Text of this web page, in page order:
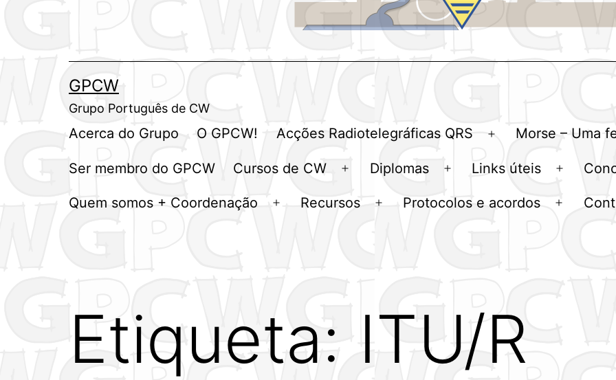
GPCW
Grupo Português de CW
Acerca do Grupo O GPCW! Acções Radiotelegráficas QRS
AbrirMorse – Uma
Ser membro do GPCW Cursos de CW
AbrirDiplomas
AbrirLinks úteis
Abrir
Quem somos + Coordenação
AbrirRecursos
AbrirProtocolos e acordos
Abrir
Etiqueta: ITU/R